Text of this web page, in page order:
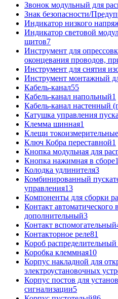
Звонок модульный для
Знак безопасности/
Индикатор низкого
Индикатор световой
щитов7
Инструмент для
оконцевания проводов,
Инструмент для снятия
Инструмент монтажный
Кабель-канал55
Кабель-канал напольный1
Кабель-канал настенный
Катушка управления
Клемма шинная1
Клещи токоизмерительные
Ключ Кобра переставной1
Кнопка модульная для
Кнопка нажимная в сборе
Колодка удлинителя3
Комбинированный
управления13
Компоненты для сборки
Контакт автоматического
дополнительный3
Контакт вспомогательный
Контакторное реле81
Короб
Коробка клеммная10
Корпус накладной для
электроустановочных
Корпус постов для
сигнализации5